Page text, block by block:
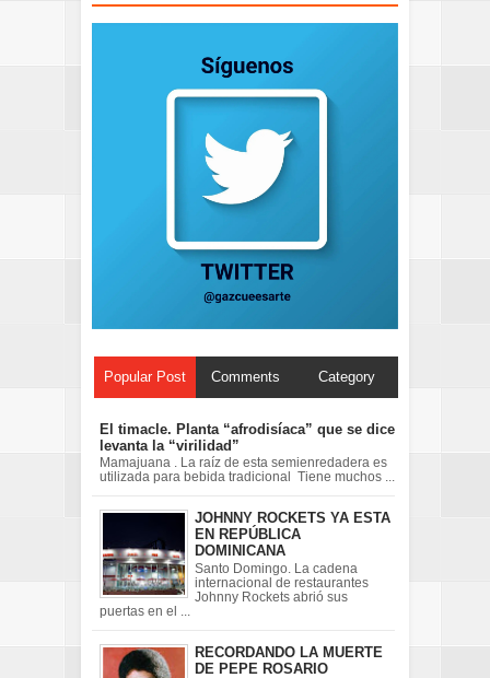
Popular Post Comments Category
El timacle. Planta “afrodisíaca” que se dice
levanta la “virilidad”
Mamajuana . La raíz de esta semienredadera es
utilizada para bebida tradicional Tiene muchos ...
JOHNNY ROCKETS YA ESTA
EN REPÚBLICA
DOMINICANA
Santo Domingo. La cadena
internacional de restaurantes
Johnny Rockets abrió sus
puertas en el ...
RECORDANDO LA MUERTE
DE PEPE ROSARIO